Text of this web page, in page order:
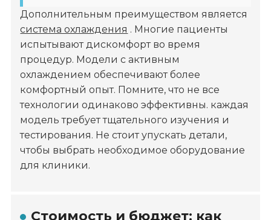
Дополнительным преимуществом является
система охлаждения . Многие пациенты
испытывают дискомфорт во время
процедур. Модели с активным
охлаждением обеспечивают более
комфортный опыт. Помните, что не все
технологии одинаково эффективны. каждая
модель требует тщательного изучения и
тестирования. Не стоит упускать детали,
чтобы выбрать необходимое оборудование
для клиники.
Стоимость и бюджет: как